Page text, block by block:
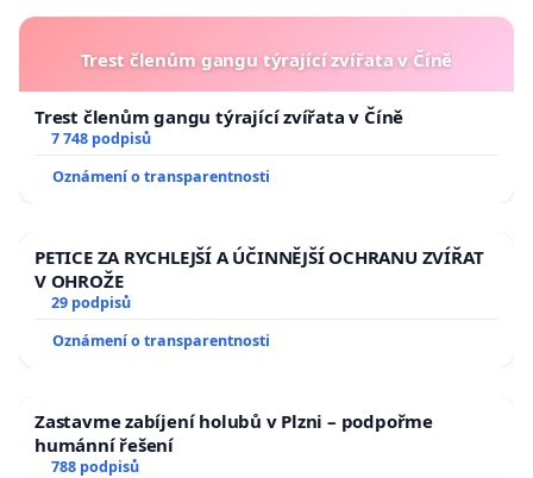
Trest členům gangu týrající zvířata v Číně
Trest členům gangu týrající zvířata v Číně
7 748 podpisů
Oznámení o transparentnosti
PETICE ZA RYCHLEJŠÍ A ÚČINNĚJŠÍ OCHRANU ZVÍŘAT
V OHROŽE
29 podpisů
Oznámení o transparentnosti
Zastavme zabíjení holubů v Plzni – podpořme
humánní řešení
788 podpisů